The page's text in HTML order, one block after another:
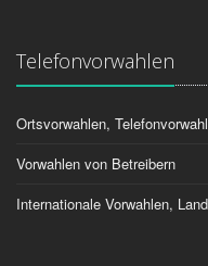
Telefonvorwahlen
Ortsvorwahlen,
Vorwahlen von Betreibern
Internationale Vorwahlen,